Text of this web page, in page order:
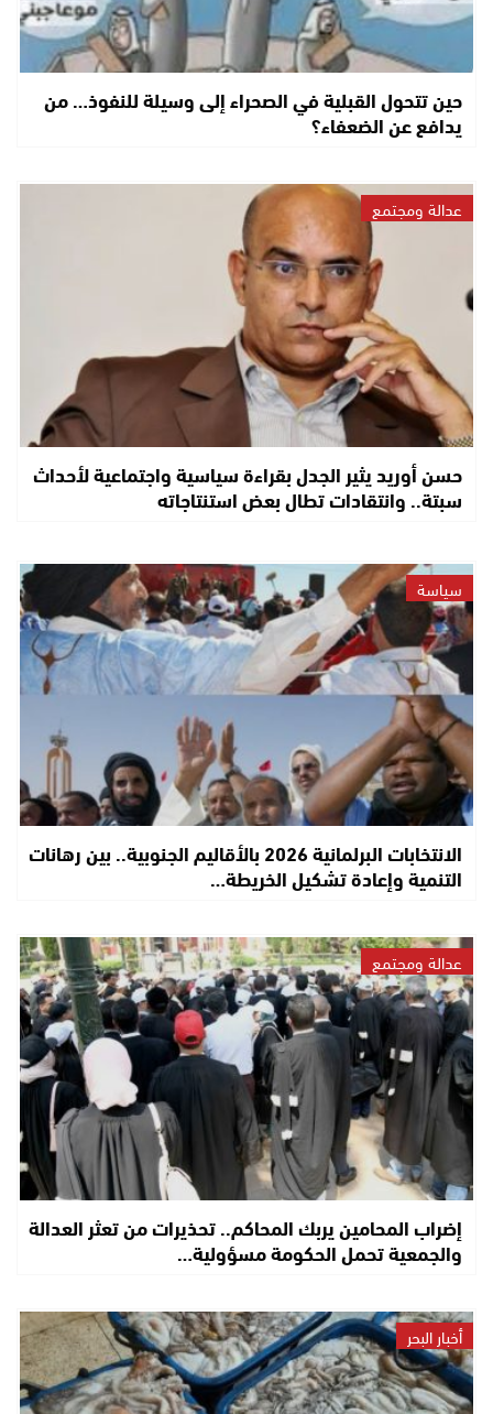
حين تتحول القبلية في الصحراء إلى وسيلة للنفوذ… من
يدافع عن الضعفاء؟
عدالة ومجتمع
حسن أوريد يثير الجدل بقراءة سياسية واجتماعية لأحداث
سبتة.. وانتقادات تطال بعض استنتاجاته
سياسة
الانتخابات البرلمانية 2026 بالأقاليم الجنوبية.. بين رهانات
التنمية وإعادة تشكيل الخريطة…
عدالة ومجتمع
إضراب المحامين يربك المحاكم.. تحذيرات من تعثر العدالة
والجمعية تحمل الحكومة مسؤولية…
أخبار البحر